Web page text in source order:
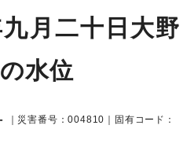
月二十日大野
水位
｜災害番号：004810｜固有コード：